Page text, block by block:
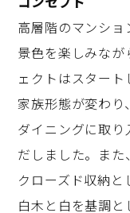
高層階のマンショ
景色を楽しみな
ェクトはスタート
家族形態が変わ
ダイニングに取
だしました。ま
クローズド収納と
白木と白を基調